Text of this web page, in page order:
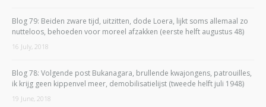
Blog 79: Beiden zware tijd, uitzitten, dode Loera, lijkt soms allemaal zo
nutteloos, behoeden voor moreel afzakken (eerste helft augustus 48)
16 July, 2018
Blog 78: Volgende post Bukanagara, brullende kwajongens, patrouilles,
ik krijg geen kippenvel meer, demobilisatielijst (tweede helft juli 1948)
19 June, 2018